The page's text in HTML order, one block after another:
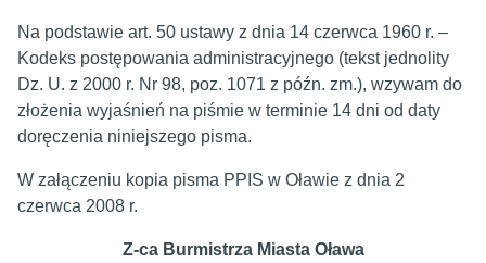
Na podstawie art. 50 ustawy z dnia 14 czerwca 1960 r. –
Kodeks postępowania administracyjnego (tekst jednolity
Dz. U. z 2000 r. Nr 98, poz. 1071 z późn. zm.), wzywam do
złożenia wyjaśnień na piśmie w terminie 14 dni od daty
doręczenia niniejszego pisma.
W załączeniu kopia pisma PPIS w Oławie z dnia 2
czerwca 2008 r.
Z-ca Burmistrza Miasta Oława